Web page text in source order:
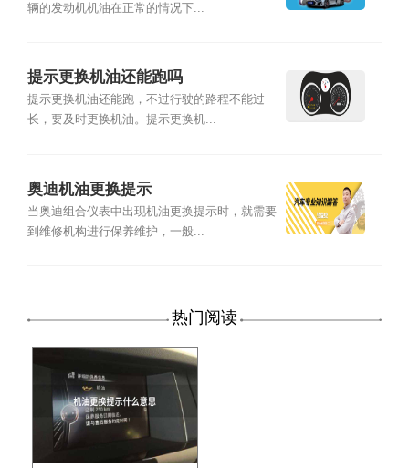
辆的发动机机油在正常的情况下...
提示更换机油还能跑吗
提示更换机油还能跑，不过行驶的路程不能过
长，要及时更换机油。提示更换机...
奥迪机油更换提示
当奥迪组合仪表中出现机油更换提示时，就需要
到维修机构进行保养维护，一般...
热门阅读